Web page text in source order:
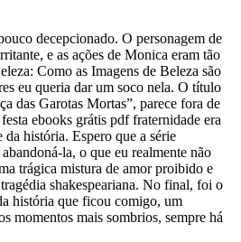
decepcionado. O personagem de
e as ações de Monica eram tão
Como as Imagens de Beleza são
eu queria dar um soco nela. O título
das Garotas Mortas”, parece fora de
ebooks grátis pdf fraternidade era
da história. Espero que a série
la, o que eu realmente não
trágica mistura de amor proibido e
shakespeariana. No final, foi o
história que ficou comigo, um
momentos mais sombrios, sempre há